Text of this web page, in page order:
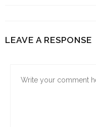
LEAVE A RESPONSE